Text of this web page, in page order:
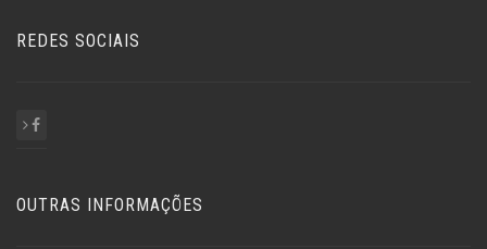
REDES SOCIAIS
OUTRAS INFORMAÇÕES